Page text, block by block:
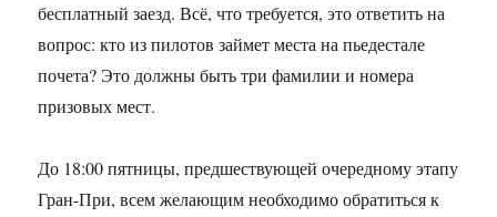
бесплатный заезд. Всё, что требуется, это ответить на
вопрос: кто из пилотов займет места на пьедестале
почета? Это должны быть три фамилии и номера
призовых мест.
До 18:00 пятницы, предшествующей очередному этапу
Гран-При, всем желающим необходимо обратиться к